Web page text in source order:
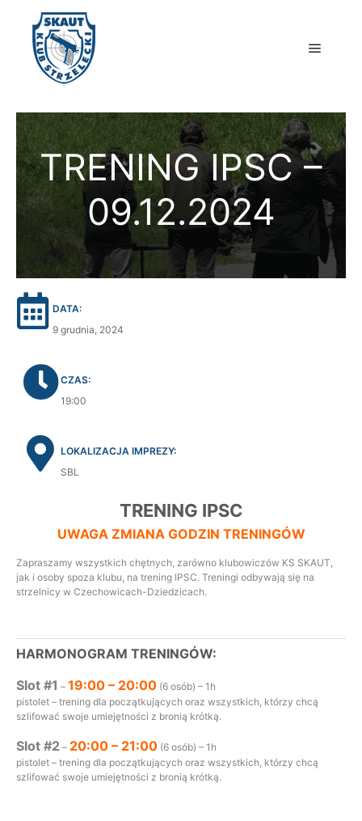
TRENING IPSC –
09.12.2024
DATA:
9 grudnia, 2024
CZAS:
19:00
LOKALIZACJA IMPREZY:
SBL
TRENING IPSC
UWAGA ZMIANA GODZIN TRENINGÓW
Zapraszamy wszystkich chętnych, zarówno klubowiczów KS SKAUT,
jak i osoby spoza klubu, na trening IPSC. Treningi odbywają się na
strzelnicy w Czechowicach-Dziedzicach.
HARMONOGRAM TRENINGÓW:
Slot #1 – 19:00 – 20:00 (6 osób) – 1h
pistolet – trening dla początkujących oraz wszystkich, którzy chcą
szlifować swoje umiejętności z bronią krótką.
Slot #2 – 20:00 – 21:00 (6 osób) – 1h
pistolet – trening dla początkujących oraz wszystkich, którzy chcą
szlifować swoje umiejętności z bronią krótką.